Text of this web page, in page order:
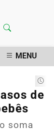
MENU
de
soma